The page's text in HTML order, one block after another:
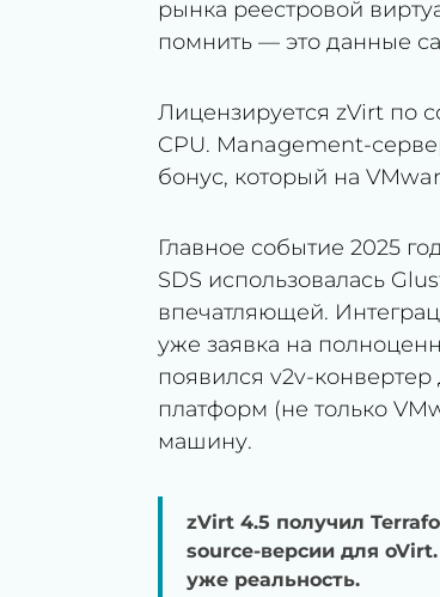
рынка реестровой
помнить — это данные
Лицензируется zVirt по
CPU. Management-
бонус, который на
Главное событие 2025
SDS использовалась
впечатляющей.
уже заявка на
появился v2v-
платформ (не только
машину.
zVirt 4.5 получил
source-версии для
уже реальность.